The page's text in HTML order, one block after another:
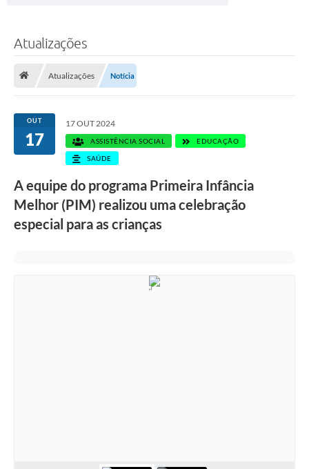
Atualizações
Atualizações Notícia
OUT
17
17 OUT 2024
ASSISTÊNCIA SOCIAL EDUCAÇÃO
SAÚDE
A equipe do programa Primeira Infância
Melhor (PIM) realizou uma celebração
especial para as crianças